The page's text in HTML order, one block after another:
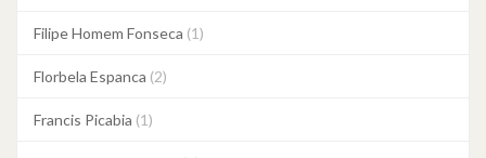
Filipe Homem Fonseca (1)
Florbela Espanca (2)
Francis Picabia (1)